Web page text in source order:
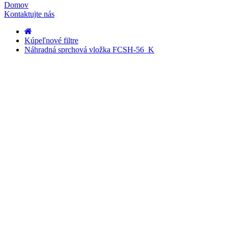
Domov
Kontaktujte nás
Kúpeľnové filtre
Náhradná sprchová vložka FCSH-56_K